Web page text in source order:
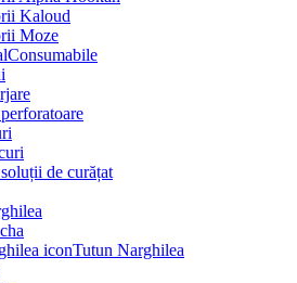
Kaloud
Moze
Consumabile
de curățat
Tutun Narghilea